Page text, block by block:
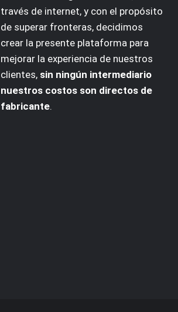
través de internet, y con el propósito
de superar fronteras, decidimos
crear la presente plataforma para
mejorar la experiencia de nuestros
clientes, sin ningún intermediario
nuestros costos son directos de
fabricante.